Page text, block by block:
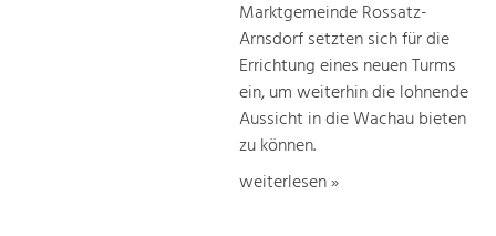
Marktgemeinde Rossatz-
Arnsdorf setzten sich für die
Errichtung eines neuen Turms
ein, um weiterhin die lohnende
Aussicht in die Wachau bieten
zu können.
weiterlesen »